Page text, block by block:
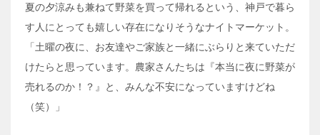
夏の夕涼みも兼ねて野菜を買って帰れるという、神戸で暮ら
す人にとっても嬉しい存在になりそうなナイトマーケット。
「土曜の夜に、お友達やご家族と一緒にぶらりと来ていただ
けたらと思っています。農家さんたちは『本当に夜に野菜が
売れるのか！？』と、みんな不安になっていますけどね
（笑）」